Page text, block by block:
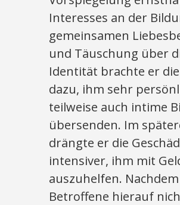
Interesses an der
gemeinsamen
und Täuschung über
Identität brachte er
dazu, ihm sehr
teilweise auch intime
übersenden. Im
drängte er die
intensiver, ihm mit
auszuhelfen.
Betroffene hierauf